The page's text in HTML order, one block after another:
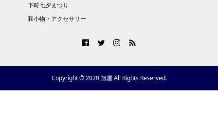
下町七夕まつり
和小物・アクセサリー
Copyright © 2020 旭屋 All Rights Reserved.